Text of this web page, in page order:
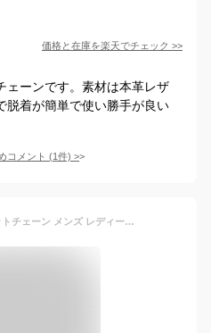
価格と在庫を楽天でチェック >>
ェーンです。素材は本革レザ
脱着が簡単で使い勝手が良い
コメント (1件) >
ウォレットコード ウォレットチェーン メンズ レディース ユニセックス 本革 アンティーク 真鍮色 柔らかい ワックスコード 心材あり ナ